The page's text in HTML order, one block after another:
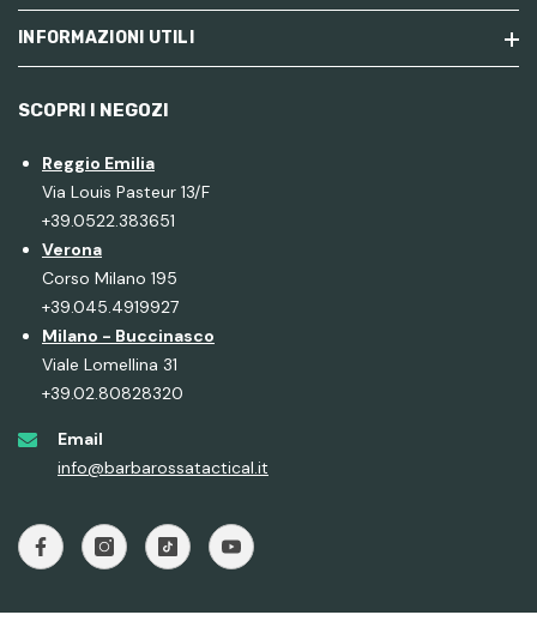
INFORMAZIONI UTILI
SCOPRI I NEGOZI
Reggio Emilia
Via Louis Pasteur 13/F
+39.0522.383651
Verona
Corso Milano 195
+39.045.4919927
Milano - Buccinasco
Viale Lomellina 31
+39.02.80828320
Email
info@barbarossatactical.it